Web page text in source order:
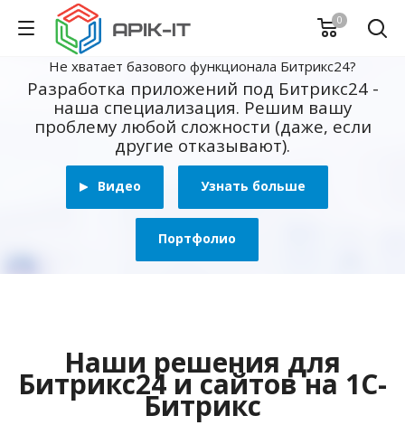
0
Не хватает базового функционала Битрикс24?
Разработка приложений под Битрикс24 -
наша специализация. Решим вашу
проблему любой сложности (даже, если
другие отказывают).
Видео Узнать больше
Портфолио
Наши решения для
Битрикс24 и сайтов на 1С-
Битрикс